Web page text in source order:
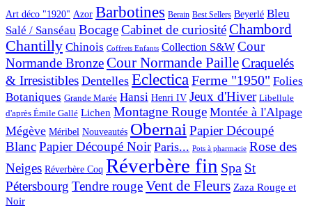
Art déco "1920" Azor Barbotines Berain Best Sellers Beyerlé Bleu
Salé / Sanséau BocageCabinet de curiositéChambord
Chantilly Chinois Coffrets Enfants Collection S&W Cour
Normande BronzeCour Normande PailleCraquelés
& Irresistibles Dentelles EclecticaFerme "1950" Folies
Botaniques Grande Marée Hansi Henri IV Jeux d'Hiver Libellule
d'après Émile Gallé Lichen Montagne Rouge Montée à l'Alpage
Mégève Méribel Nouveautés ObernaiPapier Découpé
BlancPapier Découpé Noir Paris... Pots à pharmacie Rose des
Neiges Réverbère Coq Réverbère fin Spa St
Pétersbourg Tendre rougeVent de Fleurs Zaza Rouge et
Noir